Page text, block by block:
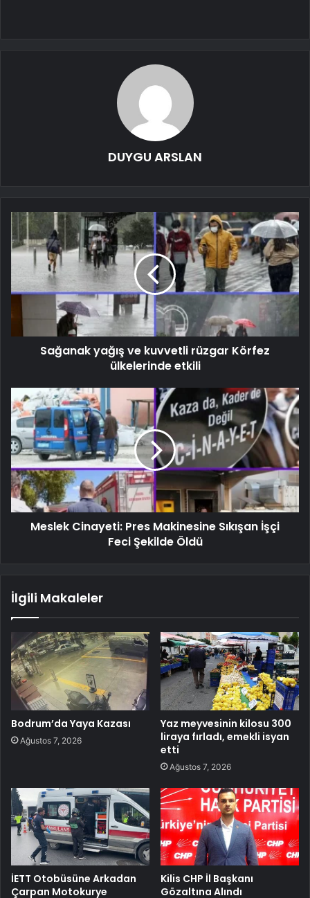
DUYGU ARSLAN
Sağanak yağış ve kuvvetli rüzgar Körfez
ülkelerinde etkili
Meslek Cinayeti: Pres Makinesine Sıkışan İşçi
Feci Şekilde Öldü
İlgili Makaleler
Bodrum’da Yaya Kazası
Ağustos 7, 2026
Yaz meyvesinin kilosu 300
liraya fırladı, emekli isyan
etti
Ağustos 7, 2026
İETT Otobüsüne Arkadan
Çarpan Motokurye
Kilis CHP İl Başkanı
Gözaltına Alındı